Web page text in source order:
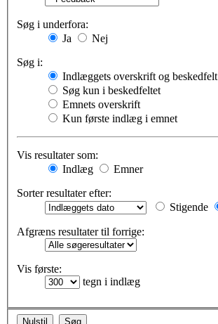
Søg i underfora:
Ja
Nej
Søg i:
Indlæggets overskrift og beskedfelt
Søg kun i beskedfeltet
Emnets overskrift
Kun første indlæg i emnet
Vis resultater som:
Indlæg
Emner
Sorter resultater efter:
Stigende
Afgræns resultater til forrige:
Vis første:
tegn i indlæg